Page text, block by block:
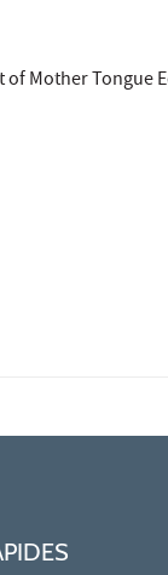
Mother Tongue